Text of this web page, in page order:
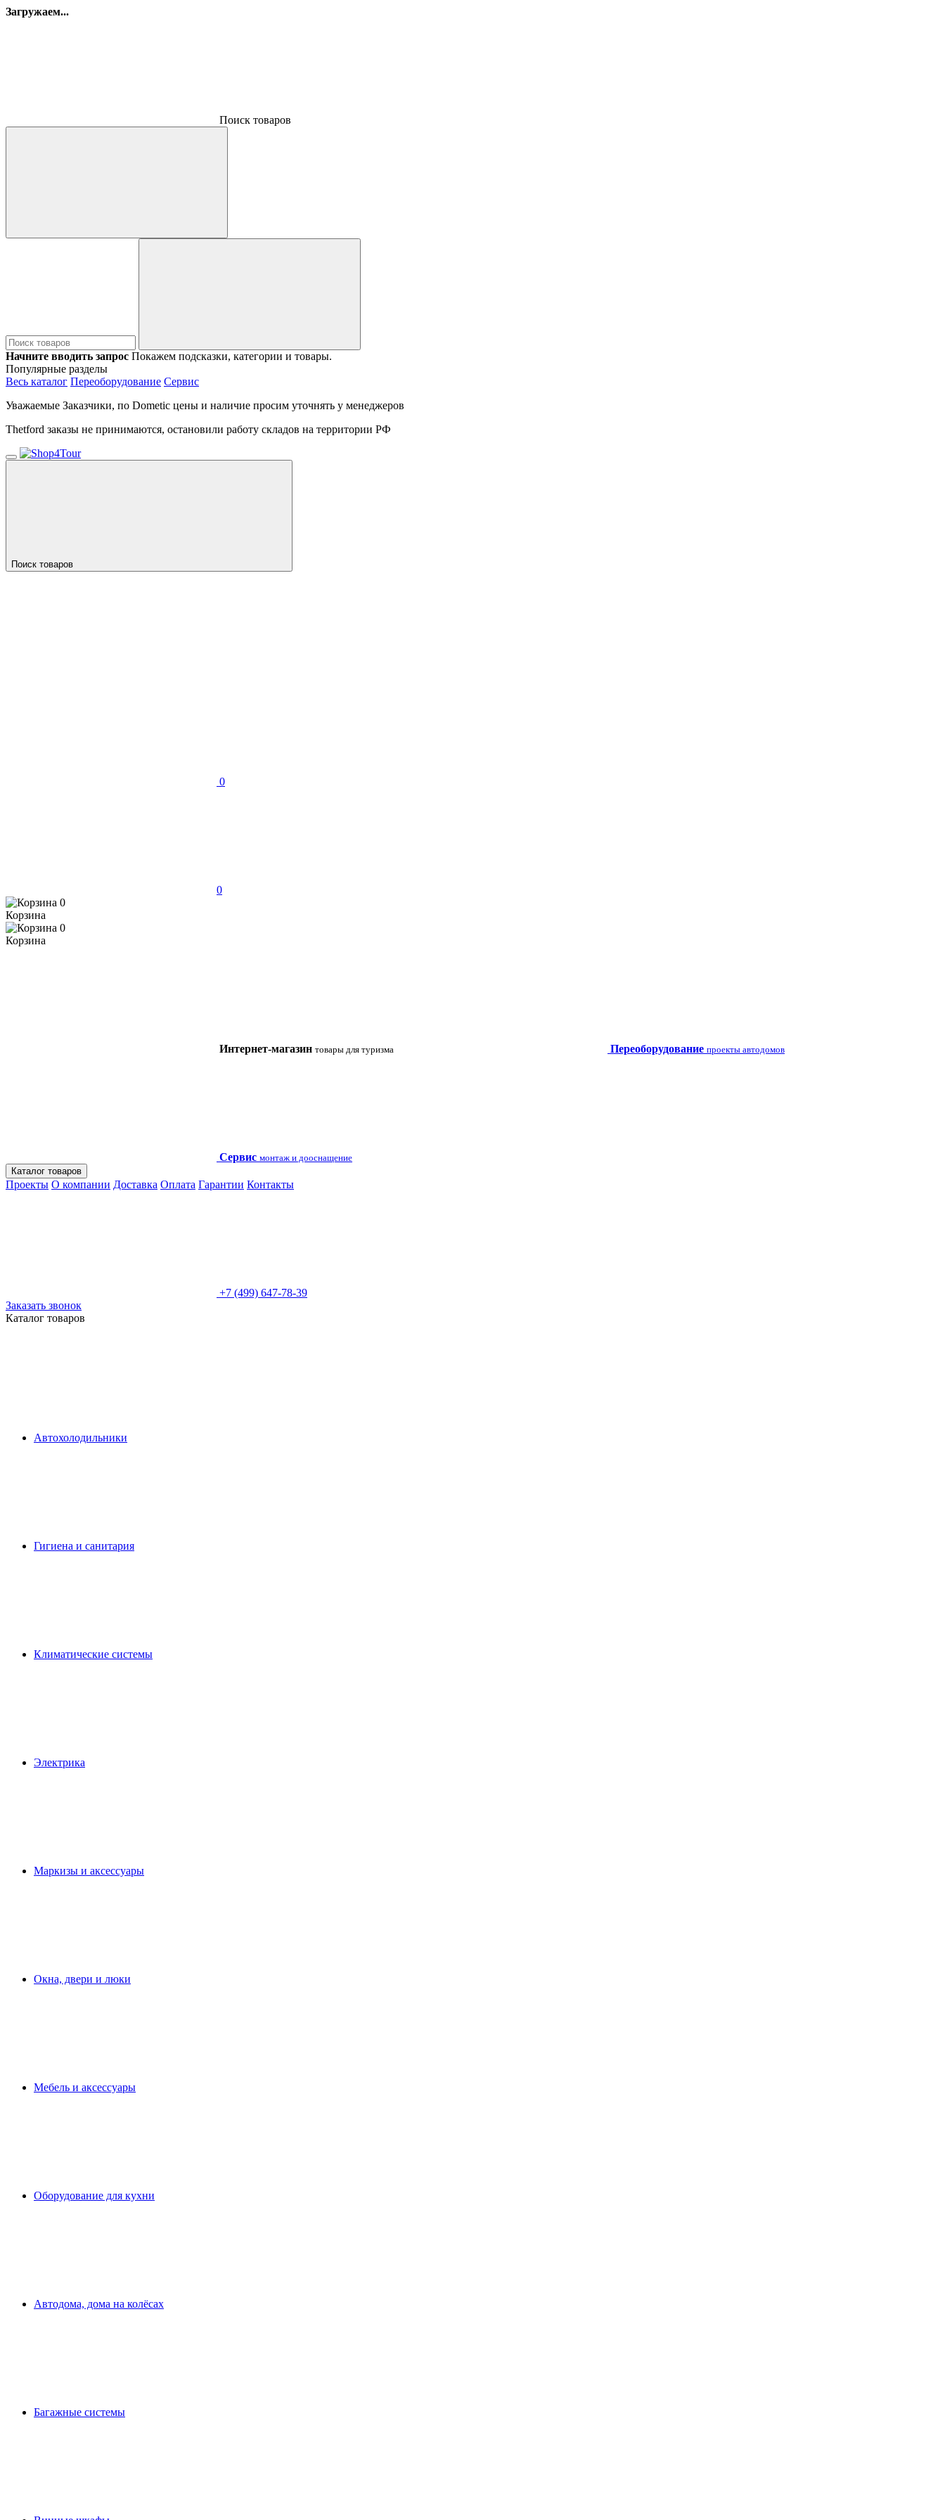
Загружаем...
Поиск товаров
Начните вводить запрос Покажем подсказки, категории и товары.
Популярные разделы
Весь каталог Переоборудование Сервис
Уважаемые Заказчики, по Dometic цены и наличие просим уточнять у менеджеров
Thetford заказы не принимаются, остановили работу складов на территории РФ
Поиск товаров
0
0
0
Корзина
0
Корзина
Интернет-магазин товары для туризма Переоборудование проекты автодомов
Сервис монтаж и дооснащение
Каталог товаров
Проекты О компании Доставка Оплата Гарантии Контакты
+7 (499) 647-78-39
Заказать звонок
Каталог товаров
Автохолодильники
Гигиена и санитария
Климатические системы
Электрика
Маркизы и аксессуары
Окна, двери и люки
Мебель и аксессуары
Оборудование для кухни
Автодома, дома на колёсах
Багажные системы